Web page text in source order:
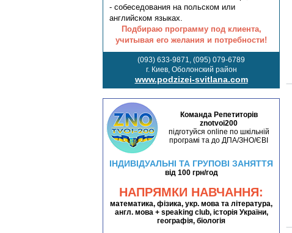
- собеседования на польском или
английском языках.
Подбираю программу под клиента,
учитывая его желания и потребности!
(093) 633-9871, (095) 079-6789
г. Киев, Оболонский район
www.podzizei-svitlana.com
Команда Репетиторів
znotvoi200
підготуйся online по шкільній
програмі та до ДПА/ЗНО/ЄВІ
ІНДИВІДУАЛЬНІ ТА ГРУПОВІ ЗАНЯТТЯ
від 100 грн/год
НАПРЯМКИ НАВЧАННЯ:
математика, фізика, укр. мова та література,
англ. мова + speaking club, історія України,
географія, біологія